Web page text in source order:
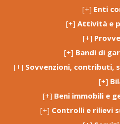
[+] Enti
[+] Attività e
[+]
[+] Bandi di
[+] Sovvenzioni, contributi,
[+]
[+] Beni immobili e
[+] Controlli e rilievi